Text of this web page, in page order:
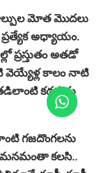
మోత మొద‌లు
అధ్యాయం.
అత‌డో
వెయ్యేళ్ల కాలం నాటి
క‌థ‌కుడు
గ‌జదొంగ‌ల‌ను
మన‌మంతా క‌ల‌సి..